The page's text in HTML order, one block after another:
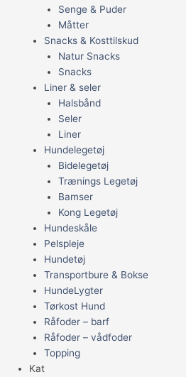
Senge & Puder
Måtter
Snacks & Kosttilskud
Natur Snacks
Snacks
Liner & seler
Halsbånd
Seler
Liner
Hundelegetøj
Bidelegetøj
Trænings Legetøj
Bamser
Kong Legetøj
Hundeskåle
Pelspleje
Hundetøj
Transportbure & Bokse
HundeLygter
Tørkost Hund
Råfoder – barf
Råfoder – vådfoder
Topping
Kat